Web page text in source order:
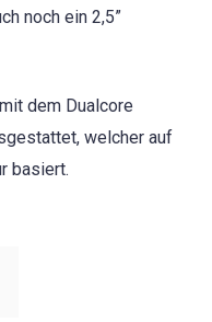
noch ein 2,5”
dem Dualcore
welcher auf
basiert.